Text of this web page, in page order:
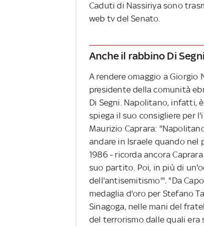
Caduti di Nassiriya sono
web tv del Senato.
Anche il rabbino Di
A rendere omaggio a
presidente della comunità
Di Segni. Napolitano, infatti,
spiega il suo consigliere per
Maurizio Caprara:
andare in Israele quando nel
1986 - ricorda ancora
suo partito. Poi, in più di
dell'antisemitismo'". "Da
medaglia d'oro per Stefano
Sinagoga, nelle mani del
del terrorismo dalle quali era